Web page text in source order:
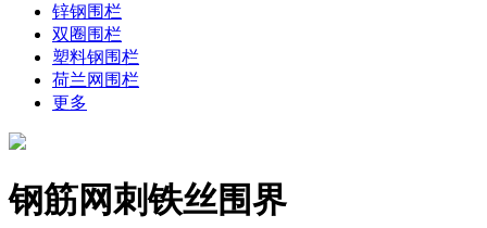
锌钢围栏
双圈围栏
塑料钢围栏
荷兰网围栏
更多
钢筋网刺铁丝围界